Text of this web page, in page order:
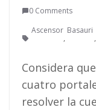
0 Comments
Ascensor
,
Basauri
,
Considera
cuatro
resolver la